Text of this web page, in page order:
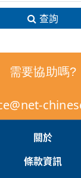
查詢
需要協助嗎?
關於
條款資訊